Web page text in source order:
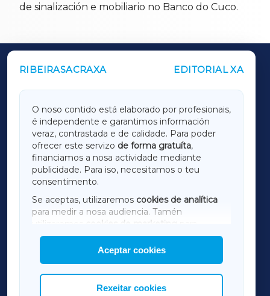
de sinalización e mobiliario no Banco do Cuco.
RIBEIRASACRAXA EDITORIAL XA
O noso contido está elaborado por profesionais,
é independente e garantimos información
veraz, contrastada e de calidade. Para poder
ofrecer este servizo de forma gratuíta,
financiamos a nosa actividade mediante
publicidade. Para iso, necesitamos o teu
consentimento.
Se aceptas, utilizaremos cookies de analítica
para medir a nosa audiencia. Tamén
utilizaremos
cookies de marketing
mostrar publicidade de terceiros.
Así mesmo, podes personalizar a elección das
cookies que desexas permitir.
Aceptar cookies
Rexeitar cookies
OUTROS PERIÓDICOS
LUGOXA
TERRACHAXA
AMARIÑAXA
RIBEIRASACRAXA
ACORUÑAXA